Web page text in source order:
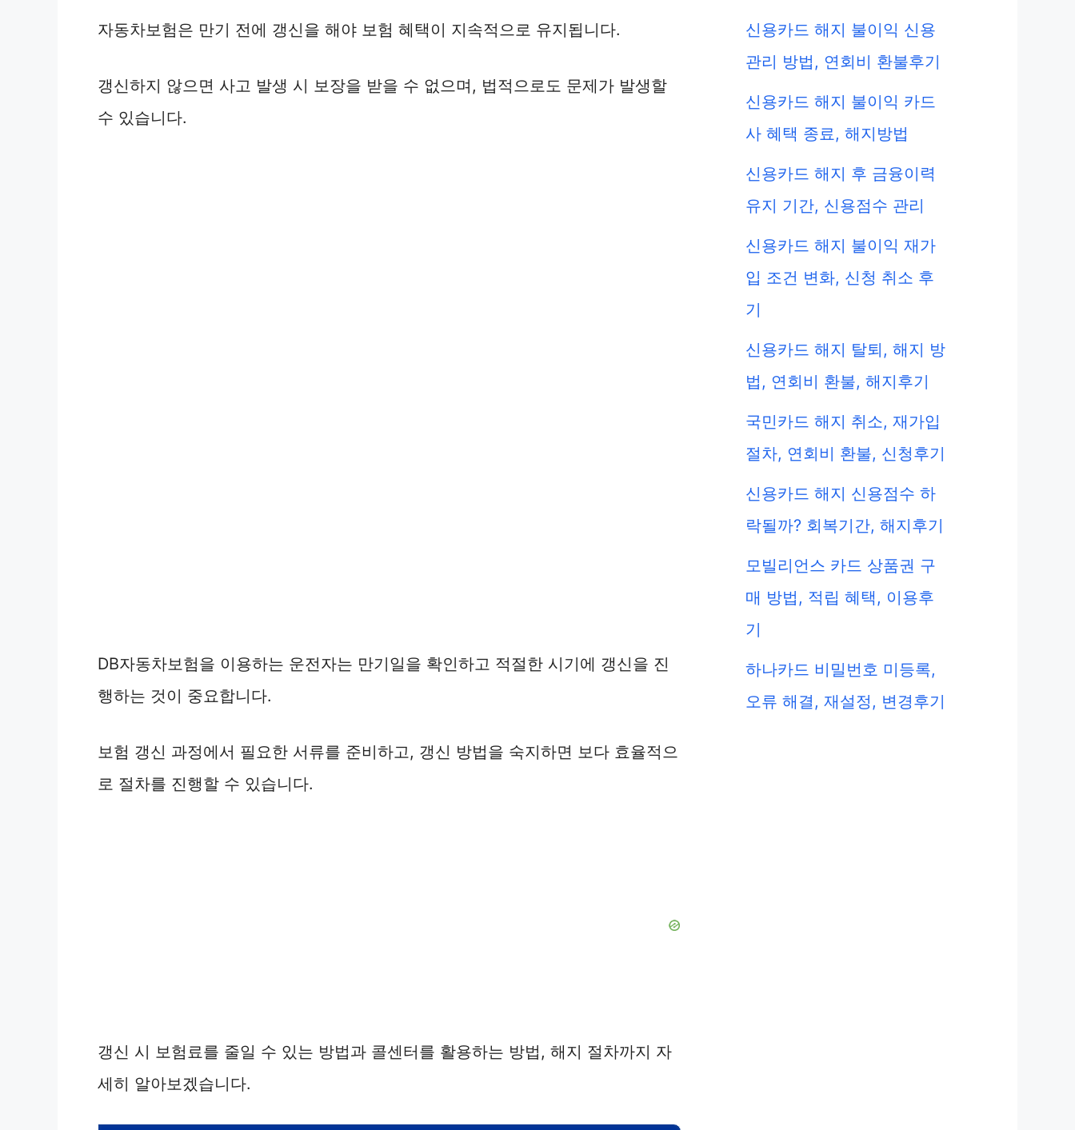
자동차보험은 만기 전에 갱신을 해야 보험 혜택이 지속적으로 유지됩니다.
갱신하지 않으면 사고 발생 시 보장을 받을 수 없으며, 법적으로도 문제가 발생할
수 있습니다.
DB자동차보험을 이용하는 운전자는 만기일을 확인하고 적절한 시기에 갱신을 진
행하는 것이 중요합니다.
보험 갱신 과정에서 필요한 서류를 준비하고, 갱신 방법을 숙지하면 보다 효율적으
로 절차를 진행할 수 있습니다.
갱신 시 보험료를 줄일 수 있는 방법과 콜센터를 활용하는 방법, 해지 절차까지 자
세히 알아보겠습니다.
신용카드 해지 불이익 신용
관리 방법, 연회비 환불후기
신용카드 해지 불이익 카드
사 혜택 종료, 해지방법
신용카드 해지 후 금융이력
유지 기간, 신용점수 관리
신용카드 해지 불이익 재가
입 조건 변화, 신청 취소 후
기
신용카드 해지 탈퇴, 해지 방
법, 연회비 환불, 해지후기
국민카드 해지 취소, 재가입
절차, 연회비 환불, 신청후기
신용카드 해지 신용점수 하
락될까? 회복기간, 해지후기
모빌리언스 카드 상품권 구
매 방법, 적립 혜택, 이용후
기
하나카드 비밀번호 미등록,
오류 해결, 재설정, 변경후기